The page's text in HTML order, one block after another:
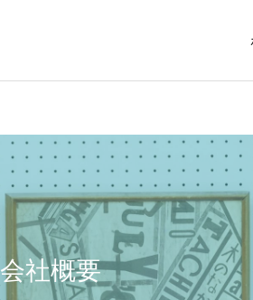
洋食器買取
会社概要